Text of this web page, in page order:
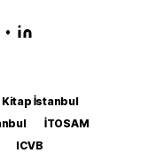
•
Kitap İstanbul
İTOSAM
ICVB